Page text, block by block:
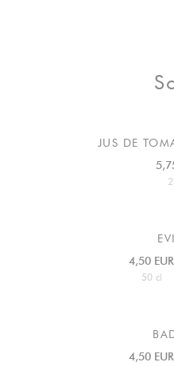
JUS DE
4,50 EUR
50 cl
4,50 EUR